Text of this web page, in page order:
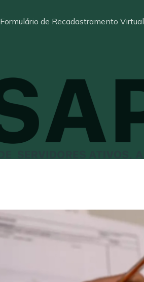
Formulário de Recadastramento Virtual